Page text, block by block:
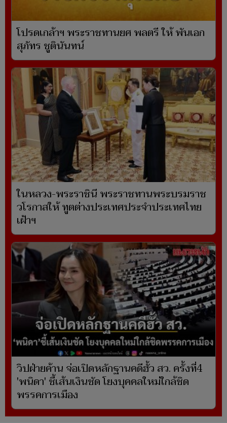
โปรดเกล้าฯ พระราชทานยศ พลตรี ให้ พันเอก
สุภัทร ชูตินันทน์
ในหลวง-พระราชินี พระราชทานพระบรมราช
วโรกาสให้ ทูตต่างประเทศประจำประเทศไทย
เฝ้าฯ
วิปฝ่ายค้าน จ่อเปิดหลักฐานคดีฮั้ว สว. ครั้งที่4
'พนิดา' ชี้เส้นเงินชัด โยงบุคคลใหม่ใกล้ชิด
พรรคการเมือง